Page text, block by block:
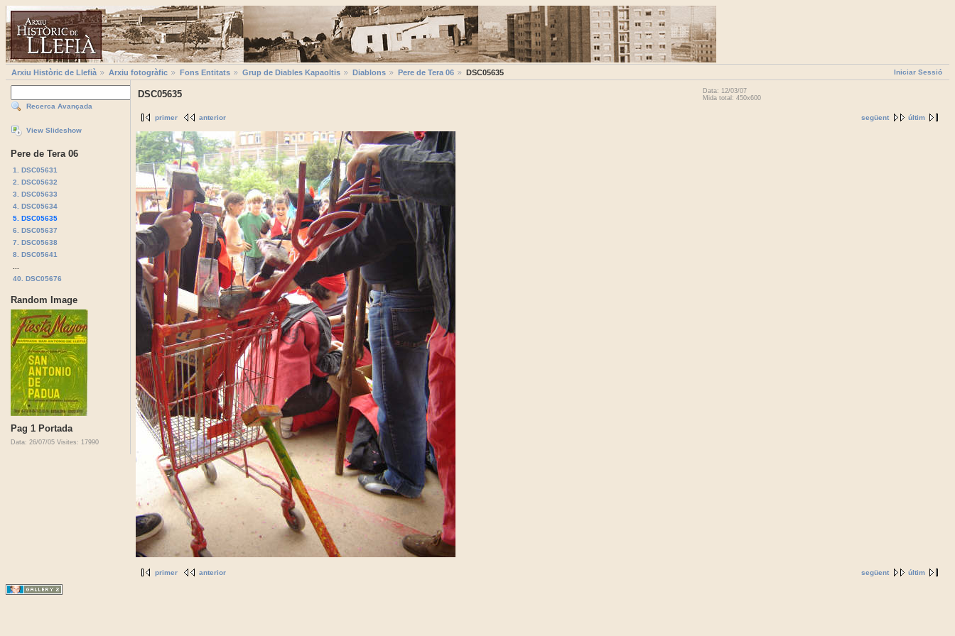
Iniciar Sessió
Arxiu Històric de Llefià Arxiu fotogràfic Fons Entitats Grup de Diables Kapaoltis Diablons Pere de Tera 06 DSC05635
Recerca Avançada
View Slideshow
Pere de Tera 06
1. DSC05631
2. DSC05632
3. DSC05633
4. DSC05634
5. DSC05635
6. DSC05637
7. DSC05638
8. DSC05641
40. DSC05676
Random Image
Pag 1 Portada
Data: 26/07/05 Visites: 17990
DSC05635
Data: 12/03/07
Mida total: 450x600
següent últim
primer anterior
següent últim
primer anterior